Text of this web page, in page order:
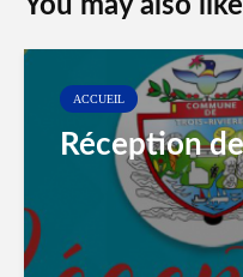
You may also like
ACCUEIL
Réception